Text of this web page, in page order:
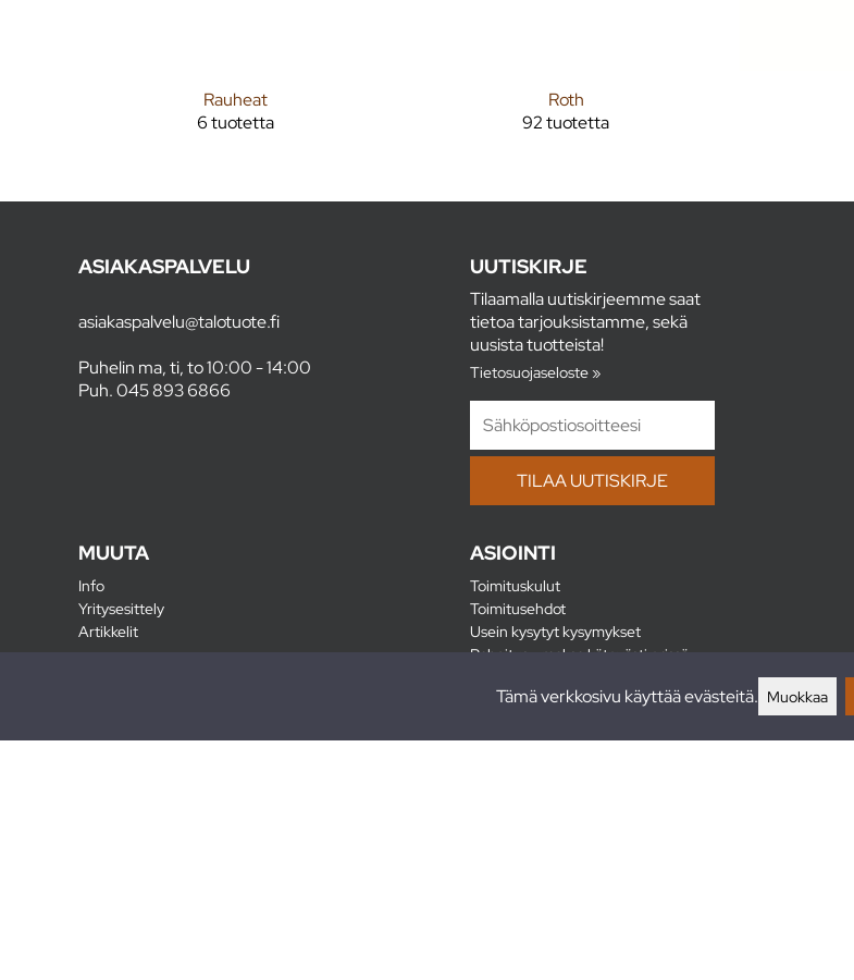
Rauheat
6 tuotetta
Roth
92 tuotetta
ASIAKASPALVELU
asiakaspalvelu@talotuote.fi
Puhelin ma, ti, to 10:00 - 14:00
Puh.045 893 6866
UUTISKIRJE
Tilaamalla uutiskirjeemme saat
tietoa tarjouksistamme, sekä
uusista tuotteista!
Tietosuojaseloste »
MUUTA
Info
Yritysesittely
Artikkelit
ASIOINTI
Toimituskulut
Toimitusehdot
Usein kysytyt kysymykset
Rahoitus - maksa kätevästi erissä
Tämä verkkosivu käyttää evästeitä. Muokkaa